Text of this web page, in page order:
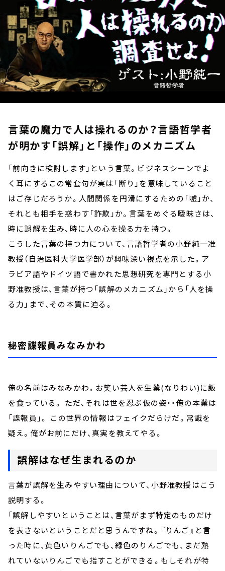
言葉の魔力で人は操れるのか？言語哲学者
が明かす「誤解」と「操作」のメカニズム
「前向きに検討します」という言葉。ビジネスシーンでよ
く耳にするこの常套句が実は「断り」を意味していること
はご存じだろうか。人間関係を円滑にするための「嘘」か、
それとも相手を惑わす「詐欺」か。言葉をめぐる曖昧さは、
時に誤解を生み、時に人の心を操る力を持つ。
こうした言葉の持つ力について、言語哲学者の小野純一准
教授（自治医科大学医学部）が興味深い視点を示した。ア
ラビア語やドイツ語で書かれた思想研究を専門とする小
野准教授は、言葉が持つ「誤解のメカニズム」から「人を操
る力」まで、その本質に迫る。
秘密諜報員みなみかわ
俺の名前はみなみかわ。お笑い芸人を生業(なりわい)に飯
を食っている。 ただ、それは世を忍ぶ仮の姿・・俺の本業は
「諜報員」。 この世界の情報はフェイクだらけだ。常識を
疑え。俺がお前にだけ、真実を教えてやる。
誤解はなぜ生まれるのか
言葉が誤解を生みやすい理由について、小野准教授はこう
説明する。
「誤解しやすいということは、言葉がまず特定のものだけ
を表さないということだと思うんですね。『りんご』と言
った時に、黄色いりんごでも、緑色のりんごでも、まだ熟
れていないりんごでも指すことができる。もしそれが特